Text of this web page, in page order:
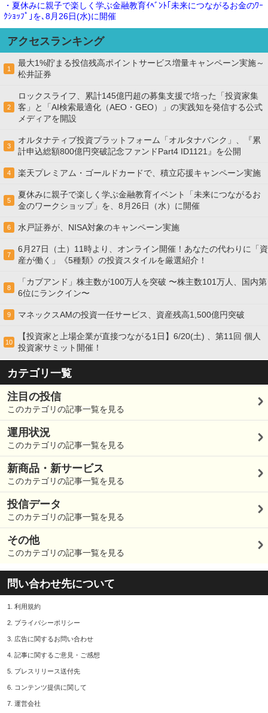
・夏休みに親子で楽しく学ぶ金融教育ｲﾍﾞﾝﾄ｢未来につながるお金のﾜｰ
ｸｼｮｯﾌﾟ｣を､8月26日(水)に開催
アクセスランキング
1
最大1%貯まる投信残高ポイントサービス増量キャンペーン実施～
松井証券
2
ロックスライフ、累計145億円超の募集支援で培った「投資家集
客」と「AI検索最適化（AEO・GEO）」の実践知を発信する公式
メディアを開設
3
オルタナティブ投資プラットフォーム「オルタナバンク」、『累
計申込総額800億円突破記念ファンドPart4 ID1121』を公開
4 楽天プレミアム・ゴールドカードで、積立応援キャンペーン実施
5
夏休みに親子で楽しく学ぶ金融教育イベント「未来につながるお
金のワークショップ」を、8月26日（水）に開催
6 水戸証券が、NISA対象のキャンペーン実施
7
6月27日（土）11時より、オンライン開催！あなたの代わりに「資
産が働く」《5種類》の投資スタイルを厳選紹介！
8
「カブアンド」株主数が100万人を突破 〜株主数101万人、国内第
6位にランクイン〜
9 マネックスAMの投資一任サービス、資産残高1,500億円突破
10
【投資家と上場企業が直接つながる1日】6/20(土) 、第11回 個人
投資家サミット開催！
カテゴリ一覧
注目の投信
このカテゴリの記事一覧を見る
運用状況
このカテゴリの記事一覧を見る
新商品・新サービス
このカテゴリの記事一覧を見る
投信データ
このカテゴリの記事一覧を見る
その他
このカテゴリの記事一覧を見る
問い合わせ先について
1. 利用規約
2. プライバシーポリシー
3. 広告に関するお問い合わせ
4. 記事に関するご意見・ご感想
5. プレスリリース送付先
6. コンテンツ提供に関して
7. 運営会社